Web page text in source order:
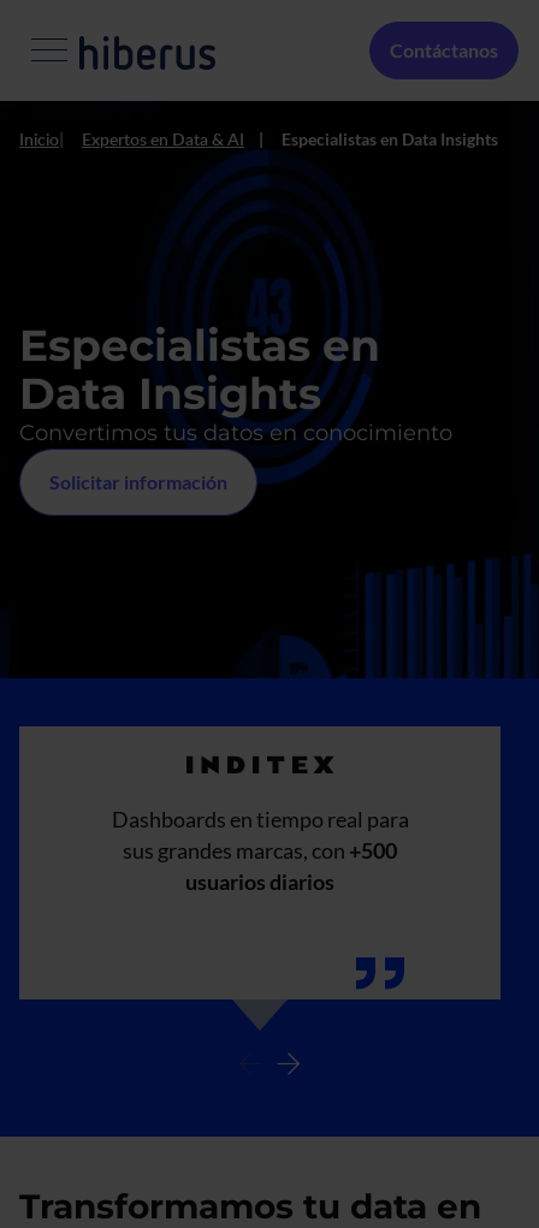
Menú Secundario
Contáctanos
Inicio Expertos en Data & AI Especialistas en Data Insights
Especialistas en
Data Insights
Convertimos tus datos en conocimiento
Solicitar información
Dashboards en tiempo real para
sus grandes marcas, con +500
usuarios diarios
Transformamos tu data en